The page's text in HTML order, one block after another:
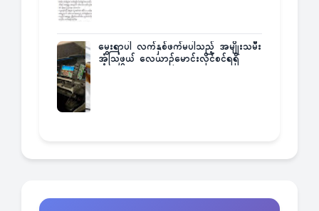
မွေးရာပါ လက်နှစ်ဖက်မပါသည့် အမျိုးသမီး
အံ့သြဖွယ် လေယာဉ်မောင်းလိုင်စင်ရရှိ